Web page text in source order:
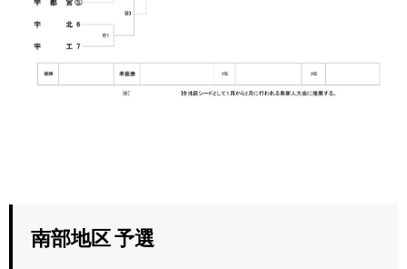
南部地区 予選